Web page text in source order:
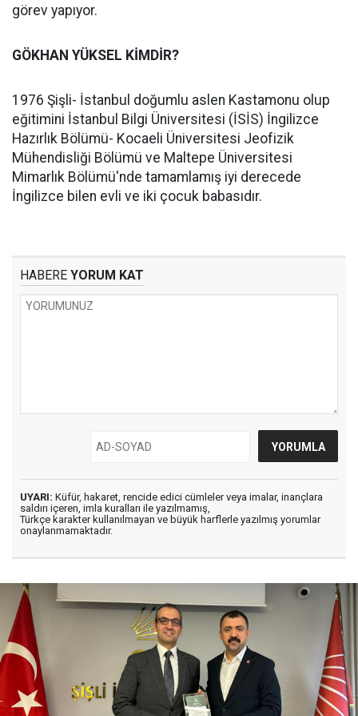
görev yapıyor.
GÖKHAN YÜKSEL KİMDİR?
1976 Şişli- İstanbul doğumlu aslen Kastamonu olup
eğitimini İstanbul Bilgi Üniversitesi (İSİS) İngilizce
Hazırlık Bölümü- Kocaeli Üniversitesi Jeofizik
Mühendisliği Bölümü ve Maltepe Üniversitesi
Mimarlık Bölümü'nde tamamlamış iyi derecede
İngilizce bilen evli ve iki çocuk babasıdır.
HABERE YORUM KAT
UYARI: Küfür, hakaret, rencide edici cümleler veya imalar, inançlara
saldırı içeren, imla kuralları ile yazılmamış,
Türkçe karakter kullanılmayan ve büyük harflerle yazılmış yorumlar
onaylanmamaktadır.